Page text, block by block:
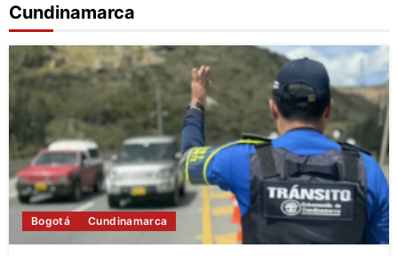
Cundinamarca
Bogotá Cundinamarca